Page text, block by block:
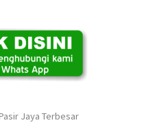
Jaya Terbesar